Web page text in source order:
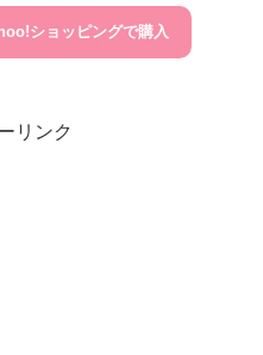
ショッピングで購入
リンク